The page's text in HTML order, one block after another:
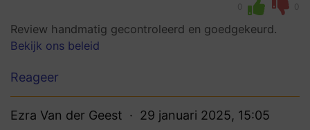
0 0
Review handmatig gecontroleerd en goedgekeurd.
Bekijk ons beleid
Reageer
Ezra Van der Geest 29 januari 2025, 15:05